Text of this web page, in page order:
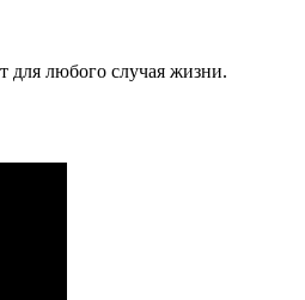
для любого случая жизни.